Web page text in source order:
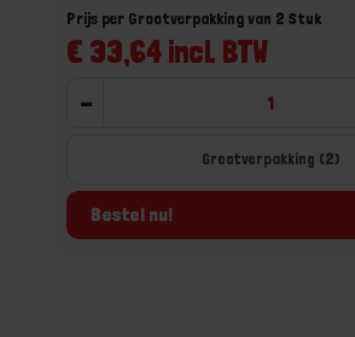
€ 33,64 incl. BTW
Prijs per Grootverpakking van 2 Stuk
-
Grootverpakking (2)
Bestel nu!